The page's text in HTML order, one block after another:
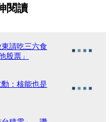
閱讀
請吃三六食
票」
：核能也是